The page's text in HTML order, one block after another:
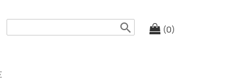
(0)
search